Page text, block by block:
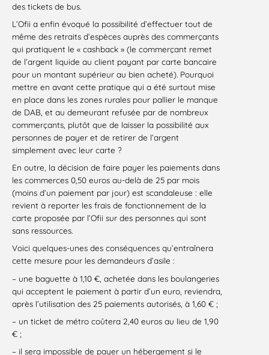
des tickets de bus.
L’Ofii a enfin évoqué la possibilité d’effectuer tout de
même des retraits d’espèces auprès des commerçants
qui pratiquent le « cashback » (le commerçant remet
de l’argent liquide au client payant par carte bancaire
pour un montant supérieur au bien acheté). Pourquoi
mettre en avant cette pratique qui a été surtout mise
en place dans les zones rurales pour pallier le manque
de DAB, et au demeurant refusée par de nombreux
commerçants, plutôt que de laisser la possibilité aux
personnes de payer et de retirer de l’argent
simplement avec leur carte ?
En outre, la décision de faire payer les paiements dans
les commerces 0,50 euros au-delà de 25 par mois
(moins d’un paiement par jour) est scandaleuse : elle
revient à reporter les frais de fonctionnement de la
carte proposée par l’Ofii sur des personnes qui sont
sans ressources.
Voici quelques-unes des conséquences qu’entraînera
cette mesure pour les demandeurs d’asile :
– une baguette à 1,10 €, achetée dans les boulangeries
qui acceptent le paiement à partir d’un euro, reviendra,
après l’utilisation des 25 paiements autorisés, à 1,60 € ;
– un ticket de métro coûtera 2,40 euros au lieu de 1,90
€ ;
– il sera impossible de payer un hébergement si le